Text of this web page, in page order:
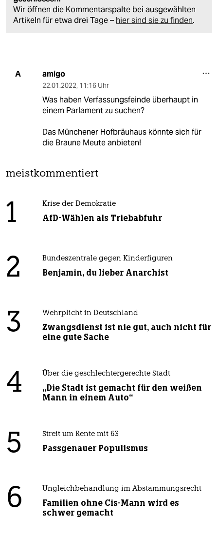
Wir öffnen die Kommentarspalte bei ausgewählten
Artikeln für etwa drei Tage – hier sind sie zu finden.
A amigo
22.01.2022, 11:16 Uhr
Was haben Verfassungsfeinde überhaupt in
einem Parlament zu suchen?
Das Münchener Hofbräuhaus könnte sich für
die Braune Meute anbieten!
meistkommentiert
1 Krise der Demokratie
AfD-Wählen als Triebabfuhr
2 Bundeszentrale gegen Kinderfiguren
Benjamin, du lieber Anarchist
3 Wehrplicht in Deutschland
Zwangsdienst ist nie gut, auch nicht für
eine gute Sache
4 Über die geschlechtergerechte Stadt
„Die Stadt ist gemacht für den weißen
Mann in einem Auto“
5 Streit um Rente mit 63
Passgenauer Populismus
6 Ungleichbehandlung im Abstammungsrecht
Familien ohne Cis-Mann wird es
schwer gemacht